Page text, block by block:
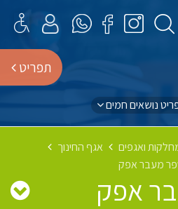
נושאים חמים
תפריט
ואגפים
אגף החינוך
מעבר אפק
אפק